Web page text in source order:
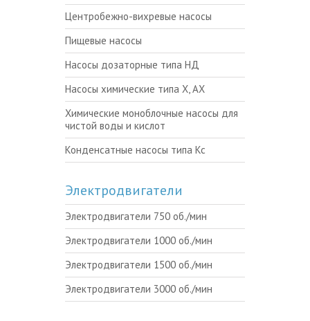
Центробежно-вихревые насосы
Пищевые насосы
Насосы дозаторные типа НД
Насосы химические типа Х, АХ
Химические моноблочные насосы для
чистой воды и кислот
Конденсатные насосы типа Кс
Электродвигатели
Электродвигатели 750 об./мин
Электродвигатели 1000 об./мин
Электродвигатели 1500 об./мин
Электродвигатели 3000 об./мин